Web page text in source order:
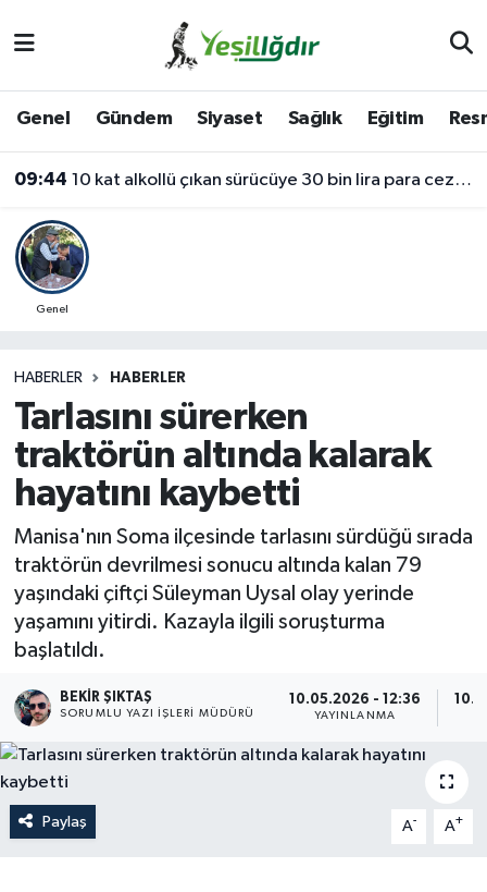
Genel Gündem Siyaset Sağlık Eğitim
09:44 10 kat alkollü çıkan sürücüye 30 bin lira para cezası
Genel
HABERLER HABERLER
Tarlasını sürerken
traktörün altında kalarak
hayatını kaybetti
Manisa'nın Soma ilçesinde tarlasını sürdüğü sırada
traktörün devrilmesi sonucu altında kalan 79
yaşındaki çiftçi Süleyman Uysal olay yerinde
yaşamını yitirdi. Kazayla ilgili soruşturma
başlatıldı.
BEKIR ŞIKTAŞ
SORUMLU YAZI İŞLERI MÜDÜRÜ
10.05.2026 - 12:36
YAYINLANMA
Paylaş A- A+
İğdir Namaz Vakitleri
Iğdır Trafik Yoğunluk Haritası
Süper Lig Puan Durumu ve Fikstür
Son Dakika Haberleri
Haber Arşivi